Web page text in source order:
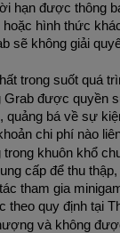
hạn được thông
hình thức
sẽ không giải
trong suốt quá
được quyền
bá về sự
chi phí nào
khuôn khổ
cấp để thu
tham gia
quy định tại
và không